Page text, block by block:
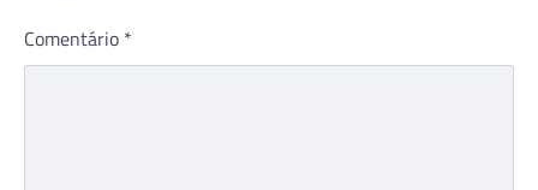
Comentário *